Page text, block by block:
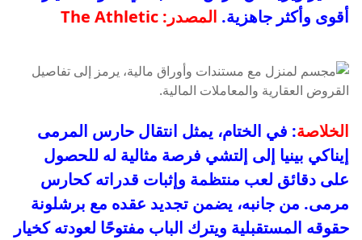
أقوى وأكثر جاهزية. المصدر: The Athletic
الخلاصة: في الختام، يمثل انتقال حارس المرمى
إيناكي بينيا إلى إلتشي فرصة مثالية له للحصول
على دقائق لعب منتظمة وإثبات قدراته كحارس
مرمى. من جانبه، يضمن تجديد عقده مع برشلونة
حقوقه المستقبلية ويترك الباب مفتوحًا لعودته كخيار